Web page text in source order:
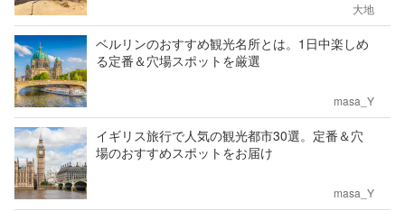
大地
ベルリンのおすすめ観光名所とは。1日中楽しめ
る定番＆穴場スポットを厳選
masa_Y
イギリス旅行で人気の観光都市30選。定番＆穴
場のおすすめスポットをお届け
masa_Y